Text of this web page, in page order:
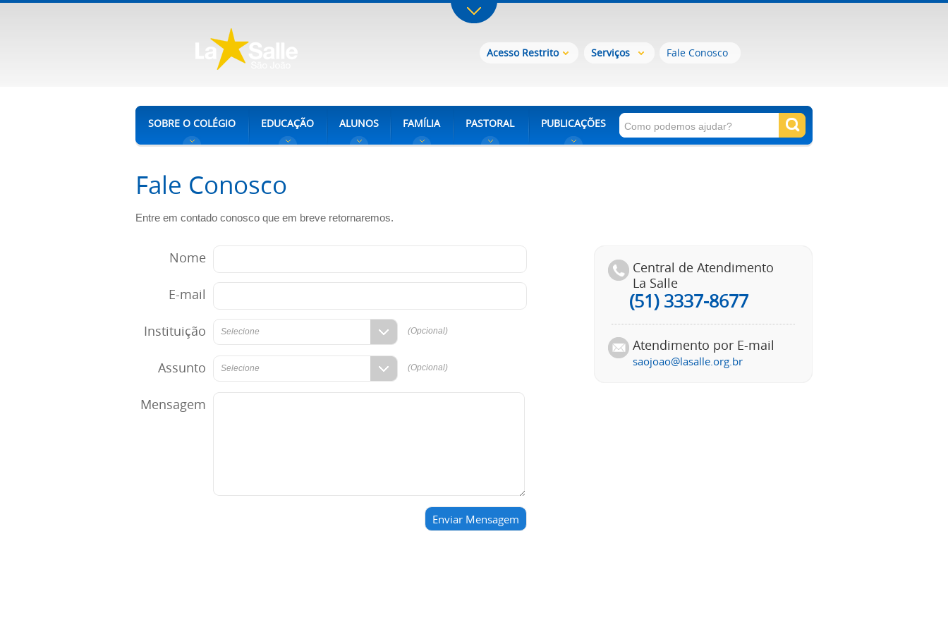
Acesso Restrito Serviços Fale Conosco
SOBRE O COLÉGIO EDUCAÇÃO ALUNOS FAMÍLIA PASTORAL PUBLICAÇÕES
Fale Conosco
Entre em contado conosco que em breve retornaremos.
Nome
E-mail
Instituição (Opcional)
Selecione
Assunto (Opcional)
Selecione
Mensagem
Central de Atendimento
La Salle
(51) 3337-8677
Atendimento por E-mail
saojoao@lasalle.org.br